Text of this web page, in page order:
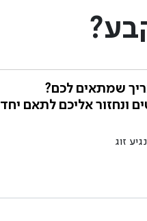
שמתאים לכם?
ונחזור אליכם לתאם
נגיע זוג